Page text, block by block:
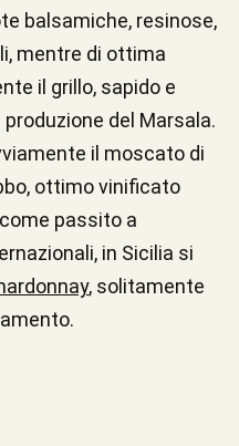
balsamiche, resinose,
mentre di ottima
il grillo, sapido e
del Marsala.
il moscato di
ottimo vinificato
passito a
in Sicilia si
, solitamente